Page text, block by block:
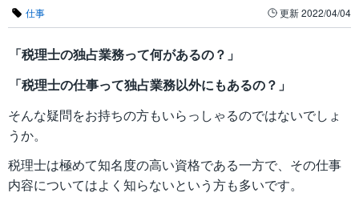
仕事 更新2022/04/04
「税理士の独占業務って何があるの？」
「税理士の仕事って独占業務以外にもあるの？」
そんな疑問をお持ちの方もいらっしゃるのではないでしょ
うか。
税理士は極めて知名度の高い資格である一方で、その仕事
内容についてはよく知らないという方も多いです。